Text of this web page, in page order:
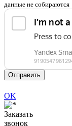
данные не собираются
Отправить
OK
Заказать
звонок